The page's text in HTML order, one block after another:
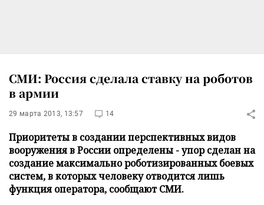
СМИ: Россия сделала ставку на роботов
в армии
29 марта 2013, 13:57 14
Приоритеты в создании перспективных видов
вооружения в России определены - упор сделан на
создание максимально роботизированных боевых
систем, в которых человеку отводится лишь
функция оператора, сообщают СМИ.